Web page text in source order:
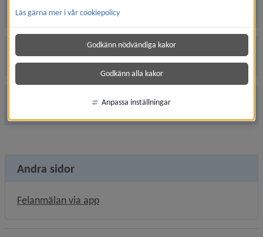
Vatten, avlopp, avfall och återvinning
El, fjärrvärme, nät
Andra sidor
Felanmälan via app
Läs gärna mer i vår cookiepolicy
Godkänn nödvändiga kakor
Godkänn alla kakor
Anpassa inställningar